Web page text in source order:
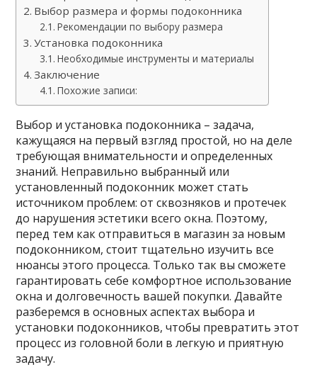
Выбор размера и формы подоконника
Рекомендации по выбору размера
Установка подоконника
Необходимые инструменты и материалы
Заключение
Похожие записи:
Выбор и установка подоконника – задача,
кажущаяся на первый взгляд простой, но на деле
требующая внимательности и определенных
знаний. Неправильно выбранный или
установленный подоконник может стать
источником проблем: от сквозняков и протечек
до нарушения эстетики всего окна. Поэтому,
перед тем как отправиться в магазин за новым
подоконником, стоит тщательно изучить все
нюансы этого процесса. Только так вы сможете
гарантировать себе комфортное использование
окна и долговечность вашей покупки. Давайте
разберемся в основных аспектах выбора и
установки подоконников, чтобы превратить этот
процесс из головной боли в легкую и приятную
задачу.